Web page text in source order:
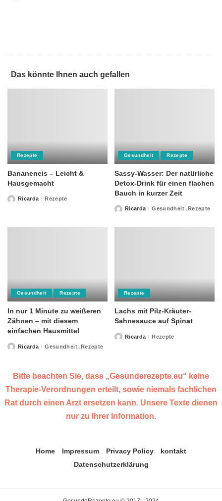
Das könnte Ihnen auch gefallen
Rezepte
Bananeneis – Leicht &
Hausgemacht
PostedRicarda Rezepte
Gesundheit Rezepte
Sassy-Wasser: Der natürliche
Detox-Drink für einen flachen
Bauch in kurzer Zeit
PostedRicarda Gesundheit Rezepte
Gesundheit Rezepte
In nur 1 Minute zu weißeren
Zähnen – mit diesem
einfachen Hausmittel
PostedRicarda Gesundheit Rezepte
Rezepte
Lachs mit Pilz-Kräuter-
Sahnesauce auf Spinat
PostedRicarda Rezepte
Bitte beachten Sie, dass „Gesunderezepte.eu“ keine
Therapie-Verordnungen erteilt, sowie niemals fachlichen
Rat durch einen Arzt ersetzen kann. Unsere Texte dienen
nur zu Ihrer Information.
Home Impressum Privacy Policy
kontakt
Datenschutzerklärung